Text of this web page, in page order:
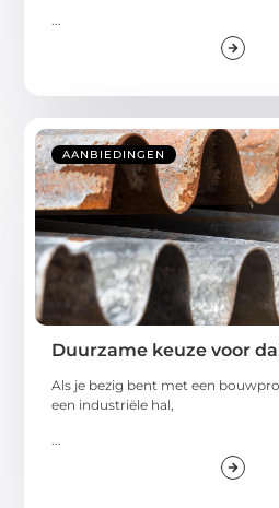
...
AANBIEDINGEN
Duurzame keuze voor
Als je bezig bent met een
een industriële hal,
...